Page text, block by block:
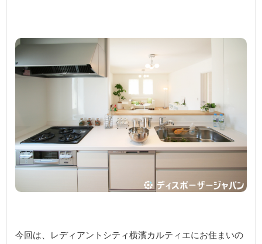
お問い合わせ
Close
今回は、レディアントシティ横濱カルティエにお住まいの